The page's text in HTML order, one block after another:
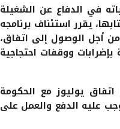
في الدفاع عن الشغيلة
يقرر استئناف برنامجه
أجل الوصول إلى اتفاق،
ووقفات احتجاجية
يوليوز مع الحكومة
عليه الدفع والعمل على